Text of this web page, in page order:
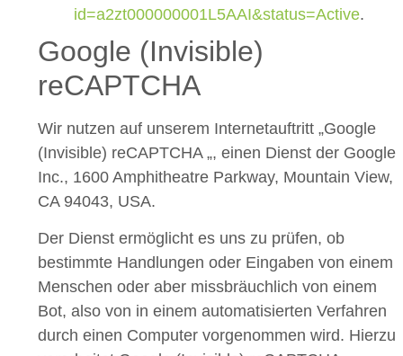
id=a2zt000000001L5AAI&status=Active.
Google (Invisible)
reCAPTCHA
Wir nutzen auf unserem Internetauftritt „Google
(Invisible) reCAPTCHA „, einen Dienst der Google
Inc., 1600 Amphitheatre Parkway, Mountain View,
CA 94043, USA.
Der Dienst ermöglicht es uns zu prüfen, ob
bestimmte Handlungen oder Eingaben von einem
Menschen oder aber missbräuchlich von einem
Bot, also von in einem automatisierten Verfahren
durch einen Computer vorgenommen wird. Hierzu